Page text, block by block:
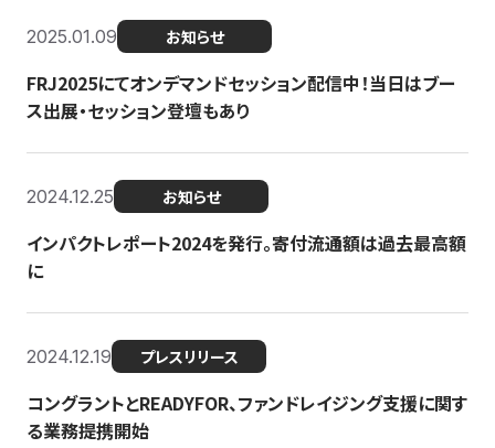
2025.01.09 お知らせ
FRJ2025にてオンデマンドセッション配信中！当日はブー
ス出展・セッション登壇もあり
2024.12.25 お知らせ
インパクトレポート2024を発行。寄付流通額は過去最高額
に
2024.12.19 プレスリリース
コングラントとREADYFOR、ファンドレイジング支援に関す
る業務提携開始